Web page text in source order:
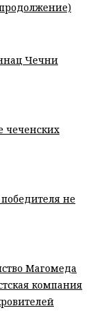
Чечни
чеченских
не
Магомеда
компания